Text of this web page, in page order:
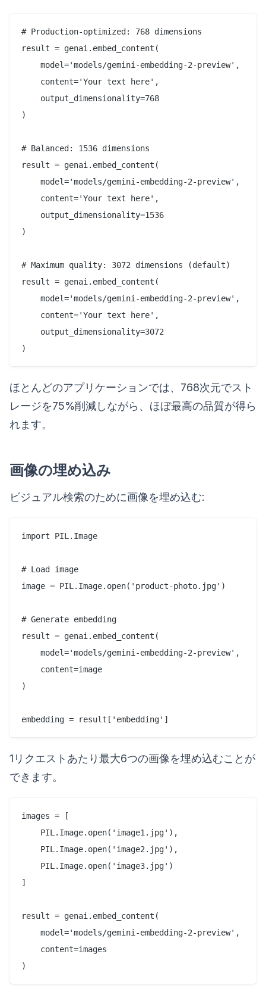
# Production-optimized: 768 dimensions
result = genai.embed_content(
    model='models/gemini-embedding-2-preview',
    content='Your text here',
    output_dimensionality=768
)
# Balanced: 1536 dimensions
result = genai.embed_content(
    model='models/gemini-embedding-2-preview',
    content='Your text here',
    output_dimensionality=1536
)
# Maximum quality: 3072 dimensions (default)
result = genai.embed_content(
    model='models/gemini-embedding-2-preview',
    content='Your text here',
    output_dimensionality=3072
ほとんどのアプリケーションでは、768次元でスト
レージを75%削減しながら、ほぼ最高の品質が得ら
れます。
画像の埋め込み
ビジュアル検索のために画像を埋め込む:
import PIL.Image
# Load image
image = PIL.Image.open('product-photo.jpg')
# Generate embedding
result = genai.embed_content(
    model='models/gemini-embedding-2-preview',
    content=image
)
1リクエストあたり最大6つの画像を埋め込むことが
できます。
images = [
    PIL.Image.open('image1.jpg'),
    PIL.Image.open('image2.jpg'),
    PIL.Image.open('image3.jpg')
]
result = genai.embed_content(
    model='models/gemini-embedding-2-preview',
    content=images